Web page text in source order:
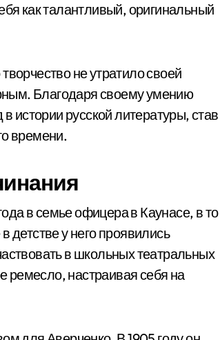
как талантливый, оригинальный
не утратило своей
Благодаря своему умению
истории русской литературы, став
времени.
в семье офицера в Каунасе, в то
у него проявились
в школьных театральных
ремесло, настраивая себя на